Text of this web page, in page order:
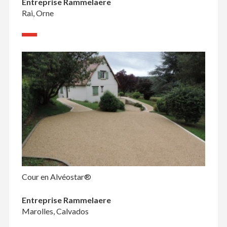
Rai, Orne
Cour en Alvéostar®
Entreprise Rammelaere
Marolles, Calvados